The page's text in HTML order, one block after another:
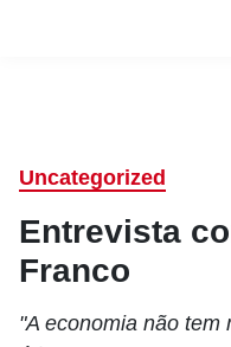
Uncategorized
Entrevista
Franco
"A economia não tem